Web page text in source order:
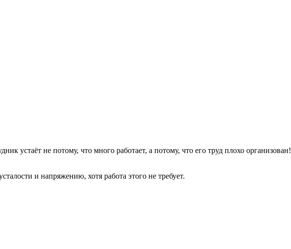
устаёт не потому, что много работает, а потому, что его труд плохо организован!
и напряжению, хотя работа этого не требует.